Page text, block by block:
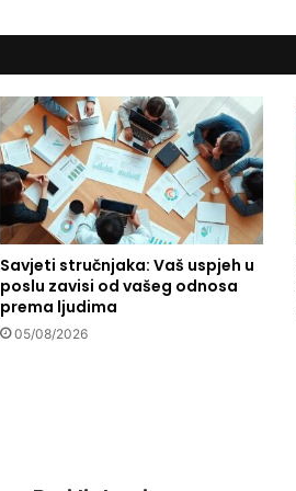
t
m
i
n
a
C
Savjeti stručnjaka: Vaš uspjeh u
poslu zavisi od vašeg odnosa
prema ljudima
05/08/2026